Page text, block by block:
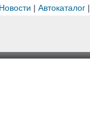
Новости | Автокаталог|